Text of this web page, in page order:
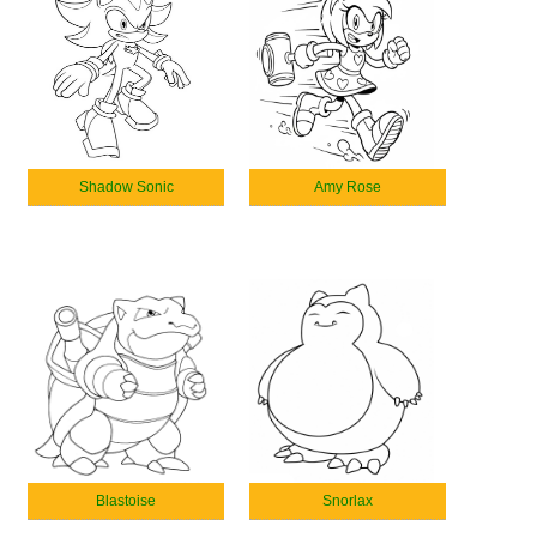
Shadow Sonic Amy Rose
Blastoise Snorlax